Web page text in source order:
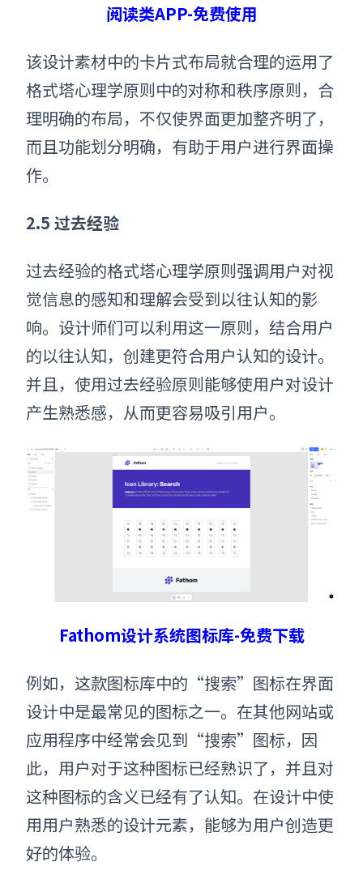
阅读类APP-免费使用
该设计素材中的卡片式布局就合理的运用了
格式塔心理学原则中的对称和秩序原则，合
理明确的布局，不仅使界面更加整齐明了，
而且功能划分明确，有助于用户进行界面操
作。
2.5 过去经验
过去经验的格式塔心理学原则强调用户对视
觉信息的感知和理解会受到以往认知的影
响。设计师们可以利用这一原则，结合用户
的以往认知，创建更符合用户认知的设计。
并且，使用过去经验原则能够使用户对设计
产生熟悉感，从而更容易吸引用户。
Fathom设计系统图标库-免费下载
例如，这款图标库中的“搜索”图标在界面
设计中是最常见的图标之一。在其他网站或
应用程序中经常会见到“搜索”图标，因
此，用户对于这种图标已经熟识了，并且对
这种图标的含义已经有了认知。在设计中使
用用户熟悉的设计元素，能够为用户创造更
好的体验。